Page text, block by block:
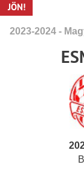
JÖN!
2023-2024 -